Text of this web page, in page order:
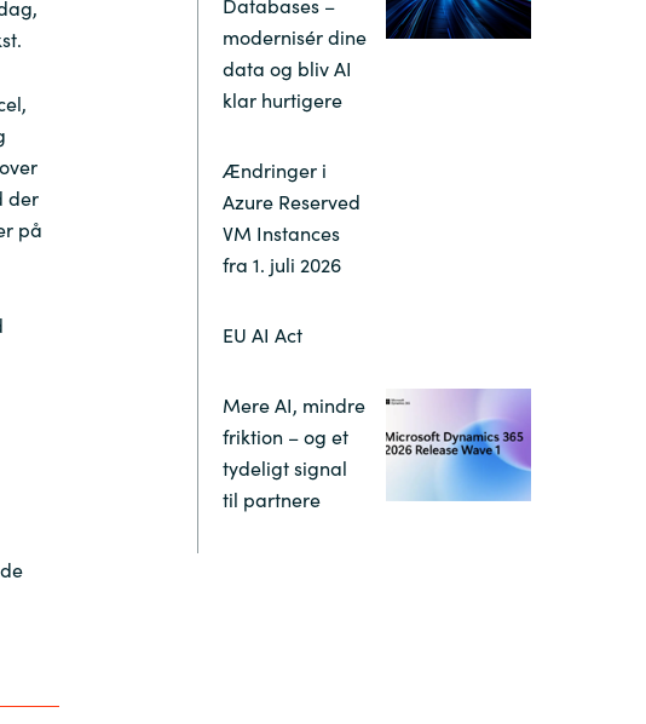
Switzerland
United States
der
på
modernisér dine
data og bliv AI
klar hurtigere
Ændringer i
Azure Reserved
VM Instances
fra 1. juli 2026
EU AI Act
Mere AI, mindre
friktion – og et
tydeligt signal
til partnere